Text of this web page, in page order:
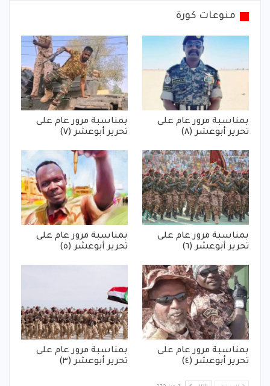
منوعات كورة
بمناسبة مرور عام على
تحرير أبوعشر (٨)
بمناسبة مرور عام على
تحرير أبوعشر (٧)
بمناسبة مرور عام على
تحرير أبوعشر (٦)
بمناسبة مرور عام على
تحرير أبوعشر (٥)
بمناسبة مرور عام على
تحرير أبوعشر (٤)
بمناسبة مرور عام على
تحرير أبوعشر (٣)